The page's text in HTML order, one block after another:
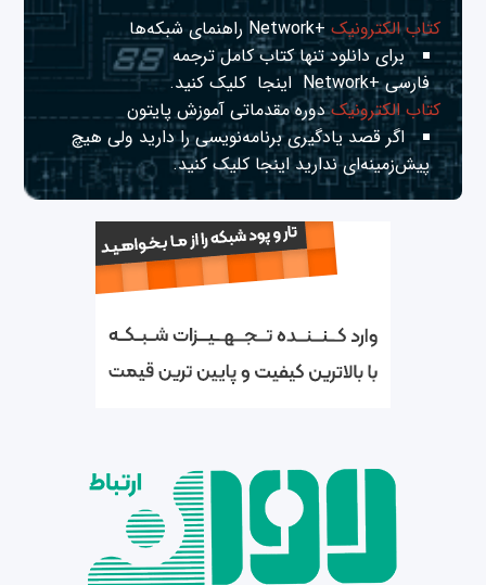
کتاب الکترونیک+Network راهنمای شبکه‌ها
برای دانلود تنها کتاب کامل ترجمه
فارسی +Network
اینجا کلیک کنید.
کتاب الکترونیکدوره مقدماتی آموزش پایتون
اگر قصد یادگیری برنامه‌نویسی را دارید ولی هیچ
پیش‌زمینه‌ای نداریداینجا کلیک کنید.